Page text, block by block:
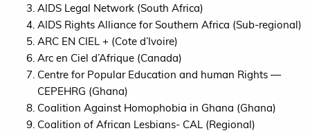
AIDS Legal Network (South Africa)
AIDS Rights Alliance for Southern Africa (Sub-regional)
ARC EN CIEL + (Cote d’Ivoire)
Arc en Ciel d’Afrique (Canada)
Centre for Popular Education and human Rights —
CEPEHRG (Ghana)
Coalition Against Homophobia in Ghana (Ghana)
Coalition of African Lesbians- CAL (Regional)